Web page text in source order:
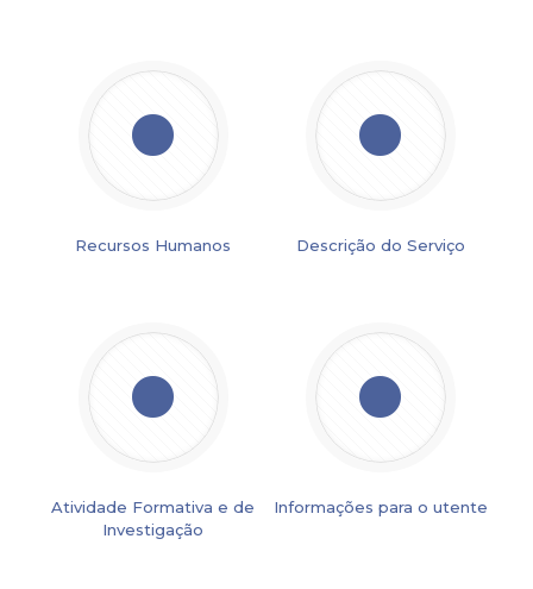
Recursos Humanos Descrição do Serviço
Atividade Formativa e de
Investigação
Informações para o utente